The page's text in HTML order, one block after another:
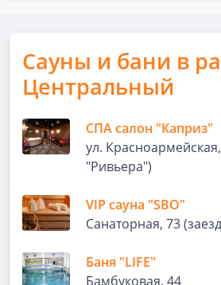
Сауны и бани в
Центральный
СПА салон "Каприз"
ул.
"Ривьера")
VIP сауна "SBO"
Санаторная, 73
Баня "LIFE"
Бамбуковая, 44